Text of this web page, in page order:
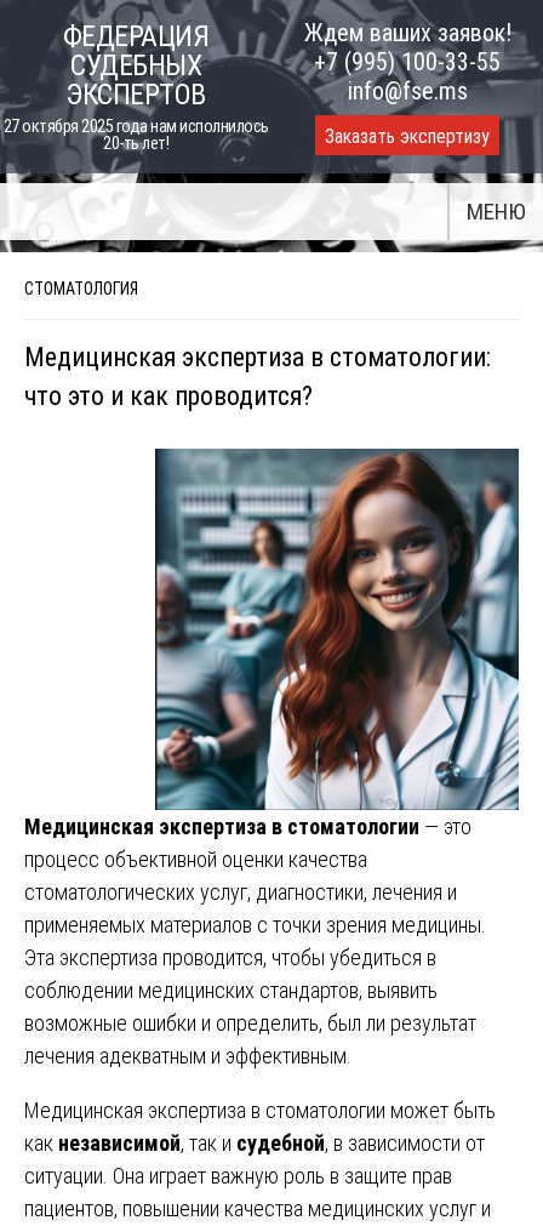
content
ФЕДЕРАЦИЯ
СУДЕБНЫХ
ЭКСПЕРТОВ
27 октября 2025 года нам исполнилось
20-ть лет!
Ждем ваших заявок!
+7 (995) 100-33-55
info@fse.ms
Заказать экспертизу
МЕНЮ
СТОМАТОЛОГИЯ
Медицинская экспертиза в стоматологии:
что это и как проводится?
Медицинская экспертиза в стоматологии — это
процесс объективной оценки качества
стоматологических услуг, диагностики, лечения и
применяемых материалов с точки зрения медицины.
Эта экспертиза проводится, чтобы убедиться в
соблюдении медицинских стандартов, выявить
возможные ошибки и определить, был ли результат
лечения адекватным и эффективным.
Медицинская экспертиза в стоматологии может быть
как независимой, так и судебной, в зависимости от
ситуации. Она играет важную роль в защите прав
пациентов, повышении качества медицинских услуг и